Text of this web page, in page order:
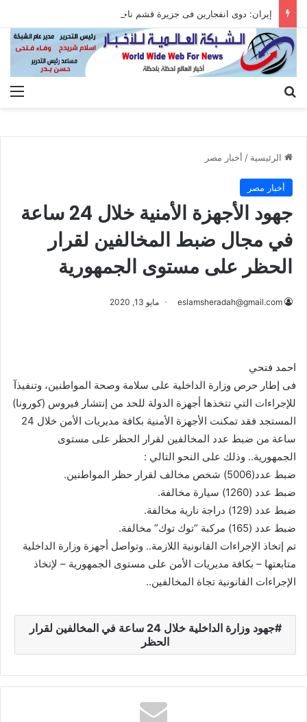
الرئيسية / أخبار مصر
أخبار مصر
جهود الأجهزة الأمنية خلال 24 ساعة
في مجال ضبط المخالفين لقرار
الحظر على مستوى الجمهورية
eslamsheradah@gmail.com مايو 13, 2020
احمد فتحي
فى إطار حرص وزارة الداخلية على سلامة وصحة المواطنين، وتنفيذآ
للإجراءات التي تتخذها أجهزة الدولة للحد من إنتشار فيروس (كورونا)
المستجد فقد تمكنت الأجهزة الأمنية بكافة مديريات الأمن خلال 24
ساعة من ضبط عدد المخالفين لقرار الحظر على مستوى
الجمهورية.. وذلك على النحو التالي :
ضبط عدد(5006) شخص مخالف لقرار حظر المواطنين.
ضبط عدد (1260) سيارة مخالفة.
ضبط عدد (129) دراجة نارية مخالفة.
ضبط عدد (165) مركبة “توك توك” مخالفة.
تم إتخاذ الإجراءات القانونية اللازمة.. وتواصل أجهزة وزارة الداخلية
متابعتها – بكافة مديريات الأمن على مستوى الجمهورية – لإتخاذ
الإجراءات القانونية تجاة المخالفين..
جهود وزارة الداخلية خلال 24 ساعة في المخالفين لقرار
الحظر